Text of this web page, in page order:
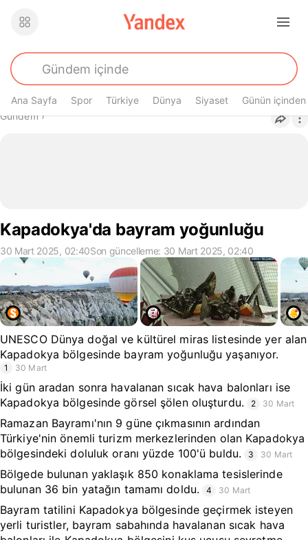
Ana Sayfa Spor Türkiye Dünya Siyaset Günün içinden
Buradasın
Gündem›
Kapadokya'da bayram yoğunluğu
30 Mart 2025, 02:40Son güncelleme: 30 Mart 2025, 02:40
UNESCO Dünya doğal ve kültürel miras listesinde yer alan
Kapadokya bölgesinde bayram yoğunluğu yaşanıyor.
1 30 Mart
İki gün aradan sonra havalanan sıcak hava balonları ise
Kapadokya bölgesinde görsel şölen oluşturdu.
2 30 Mart
Ramazan Bayramı'nın 9 güne çıkmasının ardından
Türkiye'nin önemli turizm merkezlerinden olan Kapadokya
bölgesindeki doluluk oranı yüzde 100'ü buldu.
3 30 Mart
Bölgede bulunan yaklaşık 850 konaklama tesislerinde
bulunan 36 bin yatağın tamamı doldu.
4 30 Mart
Bayram tatilini Kapadokya bölgesinde geçirmek isteyen
yerli turistler, bayram sabahında havalanan sıcak hava